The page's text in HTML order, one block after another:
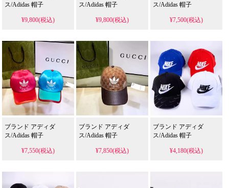
ス/Adidas 帽子
¥9,800(税込)
ス/Adidas 帽子
¥9,800(税込)
ス/Adidas 帽子
¥7,500(税込)
ブランド アディダ
ス/Adidas 帽子
¥7,550(税込)
ブランド アディダ
ス/Adidas 帽子
¥7,850(税込)
ブランド アディダ
ス/Adidas 帽子
¥4,180(税込)